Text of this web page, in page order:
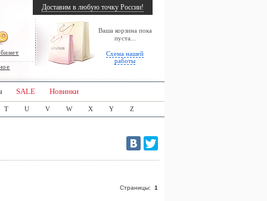
Ваша корзина пока
пуста...
Схема нашей
работы
Доставим в любую точку России!
SALE Новинки
T U V W X Y Z
Страницы: 1